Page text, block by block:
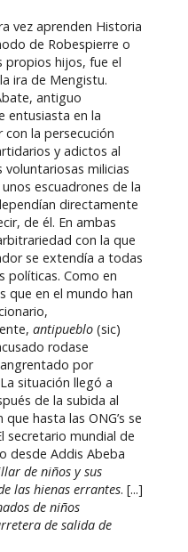
vez aprenden Historia
de Robespierre o
propios hijos, fue el
ira de Mengistu.
antiguo
entusiasta en la
con la persecución
y adictos al
voluntariosas milicias
escuadrones de la
directamente
de él. En ambas
con la que
se extendía a todas
políticas. Como en
que en el mundo han
antipueblo(sic)
rodase
por
situación llegó a
de la subida al
hasta las ONG’s se
secretario mundial de
desde Addis Abeba
de niños y sus
las hienas errantes. [...]
de niños
de salida de